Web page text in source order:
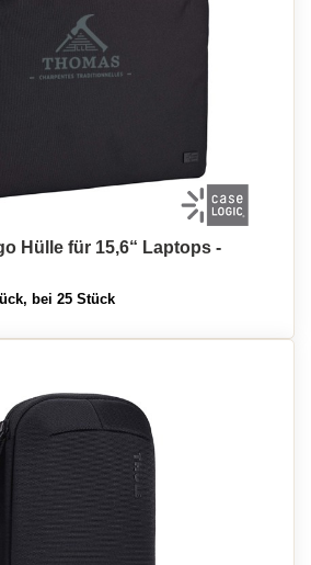
Hülle für 15,6“ Laptops -
bei 25 Stück